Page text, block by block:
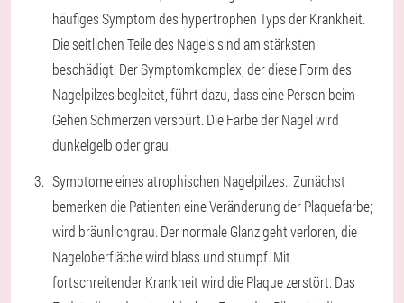
häufiges Symptom des hypertrophen Typs der Krankheit.
Die seitlichen Teile des Nagels sind am stärksten
beschädigt. Der Symptomkomplex, der diese Form des
Nagelpilzes begleitet, führt dazu, dass eine Person beim
Gehen Schmerzen verspürt. Die Farbe der Nägel wird
dunkelgelb oder grau.
Symptome eines atrophischen Nagelpilzes.. Zunächst
bemerken die Patienten eine Veränderung der Plaquefarbe;
wird bräunlichgrau. Der normale Glanz geht verloren, die
Nageloberfläche wird blass und stumpf. Mit
fortschreitender Krankheit wird die Plaque zerstört. Das